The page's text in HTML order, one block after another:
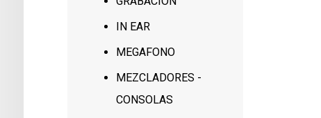
IN EAR
MEGAFONO
MEZCLADORES -
CONSOLAS